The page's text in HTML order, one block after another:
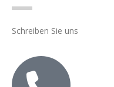
Schreiben Sie uns